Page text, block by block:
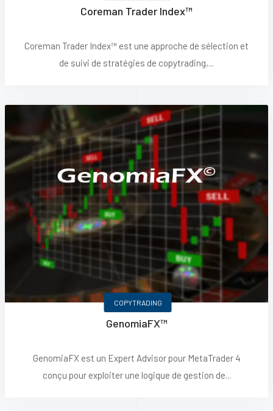
Coreman Trader Index™
Coreman Trader Index™ est une approche de sélection et
de suivi de stratégies de copytrading,...
COPYTRADING
GenomiaFX™
GenomiaFX est un Expert Advisor pour MetaTrader 4
conçu pour exploiter une logique de gestion de...